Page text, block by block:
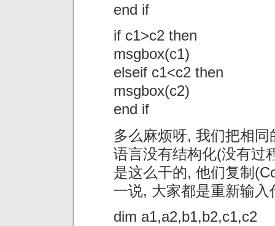
end if
if c1>c2 then
msgbox(c1)
elseif c1<c2 then
msgbox(c2)
end if
多么麻烦呀, 我们把相
语言没有结构化(没有过
是这么干的, 他们复制
一说, 大家都是重新输
dim a1,a2,b1,b2,c1,c2